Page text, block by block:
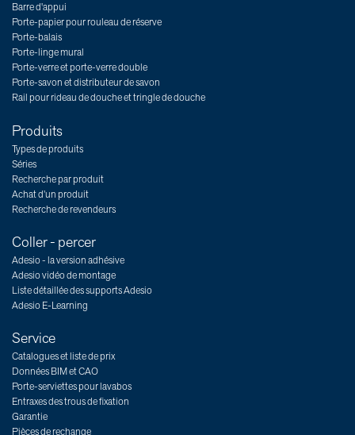
Barre d'appui
Porte-papier pour rouleau de réserve
Porte-balais
Porte-linge mural
Porte-verre et porte-verre double
Porte-savon et distributeur de savon
Rail pour rideau de douche et tringle de douche
Produits
Types de produits
Séries
Recherche par produit
Achat d’un produit
Recherche de revendeurs
Coller - percer
Adesio - la version adhésive
Adesio vidéo de montage
Liste détaillée des supports Adesio
Adesio E-Learning
Service
Catalogues et liste de prix
Données BIM et CAO
Porte-serviettes pour lavabos
Entraxes des trous de fixation
Garantie
Pièces de rechange